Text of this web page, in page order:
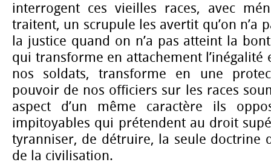
interrogent ces vieilles races, avec
traitent, un scrupule les avertit qu’on n’a
la justice quand on n’a pas atteint la
qui transforme en attachement
nos soldats, transforme en une
pouvoir de nos officiers sur les races
aspect d’un même caractère ils
impitoyables qui prétendent au droit
tyranniser, de détruire, la seule doctrine
de la civilisation.